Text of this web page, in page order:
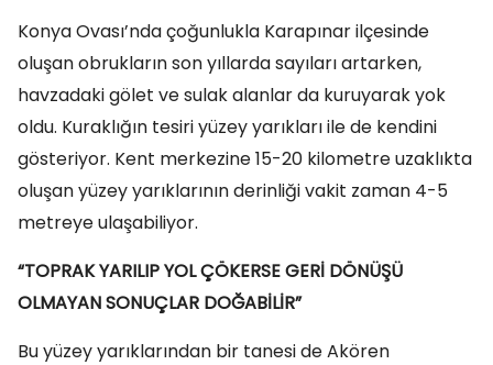
Konya Ovası’nda çoğunlukla Karapınar ilçesinde
oluşan obrukların son yıllarda sayıları artarken,
havzadaki gölet ve sulak alanlar da kuruyarak yok
oldu. Kuraklığın tesiri yüzey yarıkları ile de kendini
gösteriyor. Kent merkezine 15-20 kilometre uzaklıkta
oluşan yüzey yarıklarının derinliği vakit zaman 4-5
metreye ulaşabiliyor.
“TOPRAK YARILIP YOL ÇÖKERSE GERİ DÖNÜŞÜ
OLMAYAN SONUÇLAR DOĞABİLİR”
Bu yüzey yarıklarından bir tanesi de Akören